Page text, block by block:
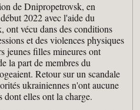
de Dnipropetrovsk, en
2022 avec l'aide du
ont vécu dans des conditions
et des violences physiques
jeunes filles mineures ont
la part de membres du
Retour sur un scandale
ukrainiennes n'ont aucune
dont elles ont la charge.